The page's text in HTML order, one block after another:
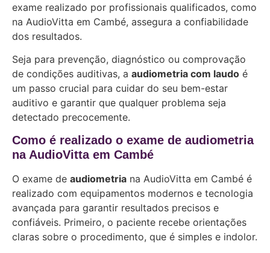
exame realizado por profissionais qualificados, como
na AudioVitta em Cambé, assegura a confiabilidade
dos resultados.
Seja para prevenção, diagnóstico ou comprovação
de condições auditivas, a audiometria com laudo é
um passo crucial para cuidar do seu bem-estar
auditivo e garantir que qualquer problema seja
detectado precocemente.
Como é realizado o exame de audiometria
na AudioVitta em Cambé
O exame de audiometria na AudioVitta em Cambé é
realizado com equipamentos modernos e tecnologia
avançada para garantir resultados precisos e
confiáveis. Primeiro, o paciente recebe orientações
claras sobre o procedimento, que é simples e indolor.